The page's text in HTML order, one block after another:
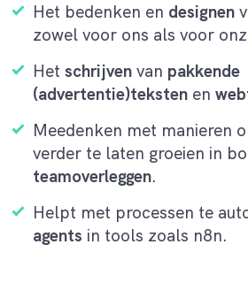
Het bedenken en designen
zowel voor ons als voor
Het schrijven van pakkende
(advertentie)teksten en
Meedenken met manieren
verder te laten groeien in
teamoverleggen.
Helpt met processen te
agents in tools zoals n8n.